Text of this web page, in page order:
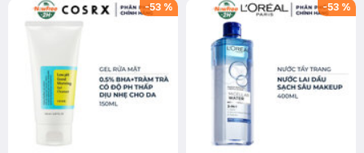
-53 % -53 %